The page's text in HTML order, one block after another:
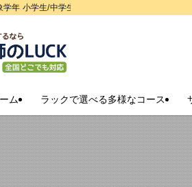
年 小学生/中学生/高校生
ム ラックで選べる多様なコース